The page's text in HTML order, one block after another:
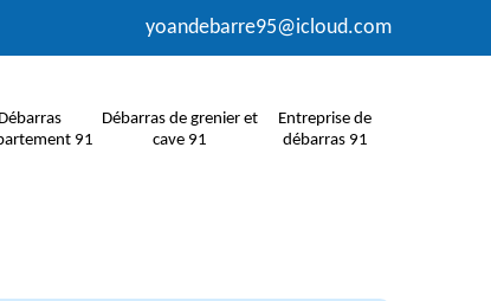
yoandebarre95@icloud.com
Débarras
91
Débarras de grenier et
cave 91
Entreprise de
débarras 91